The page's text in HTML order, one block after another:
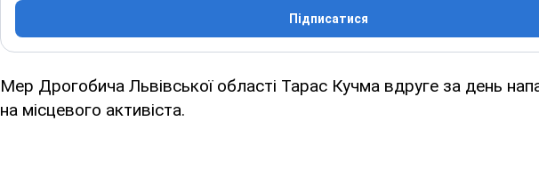
Підписатися
Мер Дрогобича Львівської області Тарас Кучма вдруге за день
на місцевого активіста.